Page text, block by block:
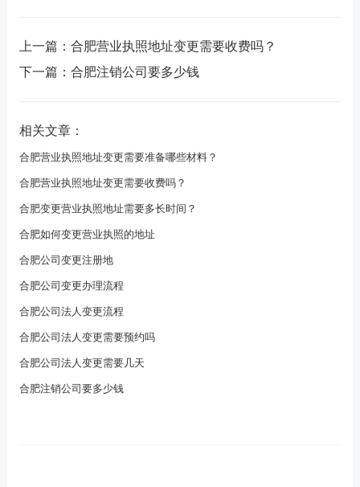
上一篇： 合肥营业执照地址变更需要收费吗？
下一篇： 合肥注销公司要多少钱
相关文章：
合肥营业执照地址变更需要准备哪些材料？
合肥营业执照地址变更需要收费吗？
合肥变更营业执照地址需要多长时间？
合肥如何变更营业执照的地址
合肥公司变更注册地
合肥公司变更办理流程
合肥公司法人变更流程
合肥公司法人变更需要预约吗
合肥公司法人变更需要几天
合肥注销公司要多少钱